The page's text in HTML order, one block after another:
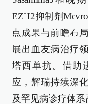
EZH2抑制剂
点成果与前瞻布
展出血友病治疗
塔西单抗。借助
应，辉瑞持续深
及罕见病诊疗体系